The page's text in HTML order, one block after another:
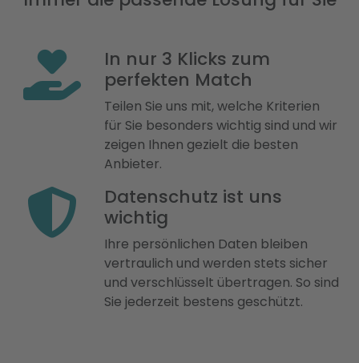
In nur 3 Klicks zum
perfekten Match
Teilen Sie uns mit, welche Kriterien
für Sie besonders wichtig sind und wir
zeigen Ihnen gezielt die besten
Anbieter.
Datenschutz ist uns
wichtig
Ihre persönlichen Daten bleiben
vertraulich und werden stets sicher
und verschlüsselt übertragen. So sind
Sie jederzeit bestens geschützt.